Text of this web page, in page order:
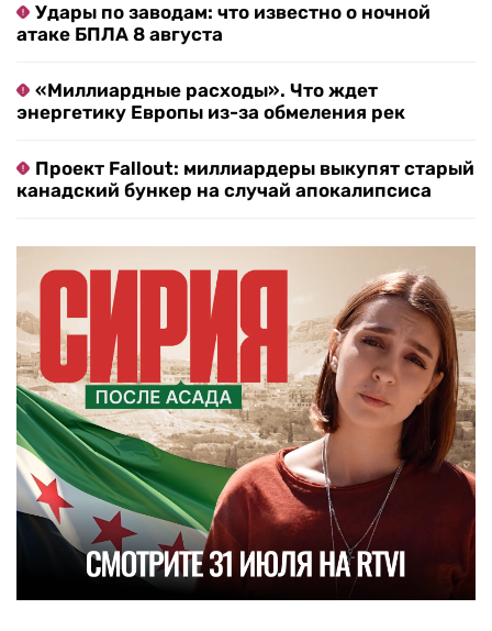
Удары по заводам: что известно о ночной
атаке БПЛА 8 августа
«Миллиардные расходы». Что ждет
энергетику Европы из-за обмеления рек
Проект Fallout: миллиардеры выкупят старый
канадский бункер на случай апокалипсиса